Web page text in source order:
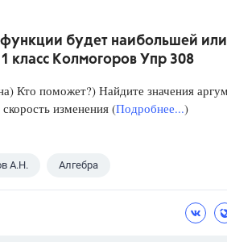
функции будет наибольшей или
класс Колмогоров Упр 308
Кто поможет?) Найдите значения
изменения (Подробнее...)
А.Н. Алгебра